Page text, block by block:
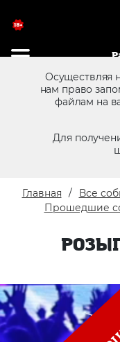
Осуществляя
нам право
файлам на
Для
8 (4872) 250
Главная Все
Прошедшие